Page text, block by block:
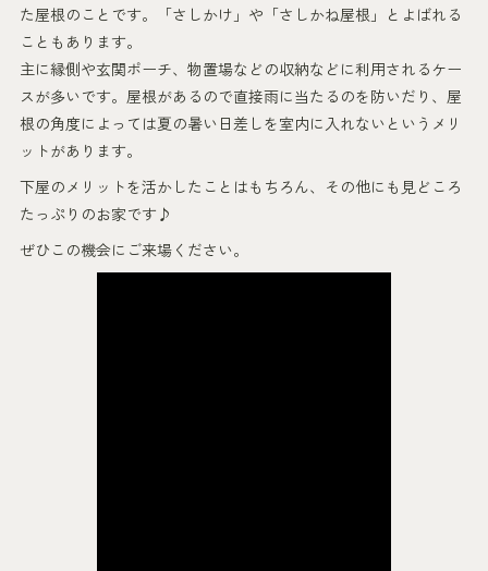
た屋根のことです。「さしかけ」や「さしかね屋根」とよばれる
こともあります。
主に縁側や玄関ポーチ、物置場などの収納などに利用されるケー
スが多いです。屋根があるので直接雨に当たるのを防いだり、屋
根の角度によっては夏の暑い日差しを室内に入れないというメリ
ットがあります。
下屋のメリットを活かしたことはもちろん、その他にも見どころ
たっぷりのお家です♪
ぜひこの機会にご来場ください。